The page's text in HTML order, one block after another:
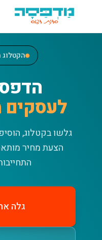
דלג לתוכן הראשי
לעסקים
גלשו בקטלוג,
הצעת מחיר
גלה